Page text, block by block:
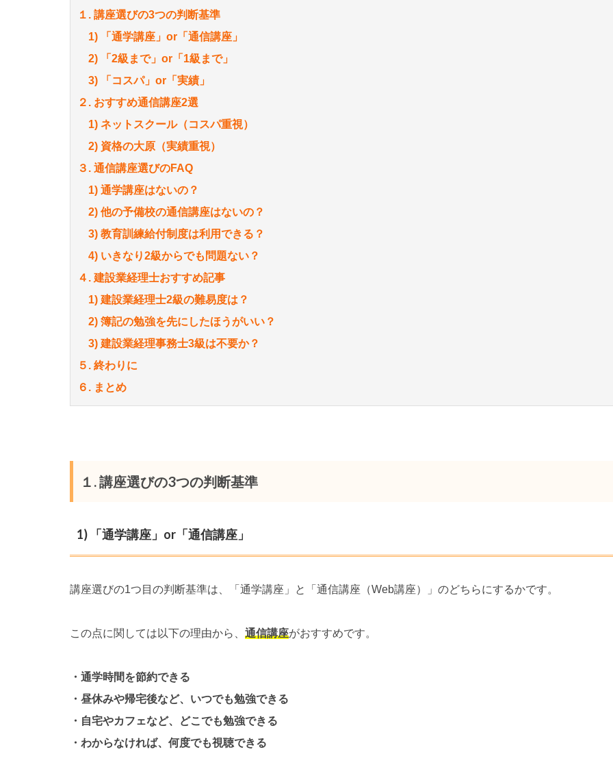
１. 講座選びの3つの判断基準
1) 「通学講座」or「通信講座」
2) 「2級まで」or「1級まで」
3) 「コスパ」or「実績」
２. おすすめ通信講座2選
1) ネットスクール（コスパ重視）
2) 資格の大原（実績重視）
３. 通信講座選びのFAQ
1) 通学講座はないの？
2) 他の予備校の通信講座はないの？
3) 教育訓練給付制度は利用できる？
4) いきなり2級からでも問題ない？
４. 建設業経理士おすすめ記事
1) 建設業経理士2級の難易度は？
2) 簿記の勉強を先にしたほうがいい？
3) 建設業経理事務士3級は不要か？
５. 終わりに
６. まとめ
１. 講座選びの3つの判断基準
1) 「通学講座」or「通信講座」
講座選びの1つ目の判断基準は、「通学講座」と「通信講座（Web講座）」のどちらにするかです。
この点に関しては以下の理由から、 通信講座がおすすめです。
・通学時間を節約できる
・昼休みや帰宅後など、いつでも勉強できる
・自宅やカフェなど、どこでも勉強できる
・わからなければ、何度でも視聴できる